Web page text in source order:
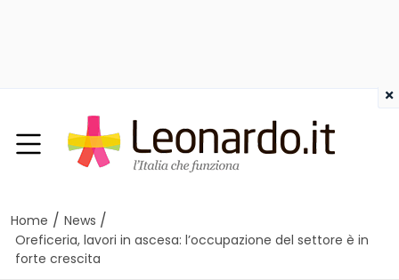
Home / News /
Oreficeria, lavori in ascesa: l’occupazione del settore è in
forte crescita
×